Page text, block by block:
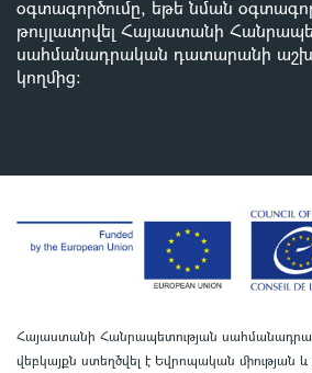
օգտագործումը, եթե նման
թույլատրվել Հայաստանի
սահմանադրական դատարանի
կողմից:
Հայաստանի Հանրապետության
վեբկայքն ստեղծվել է Եվրոպական միության